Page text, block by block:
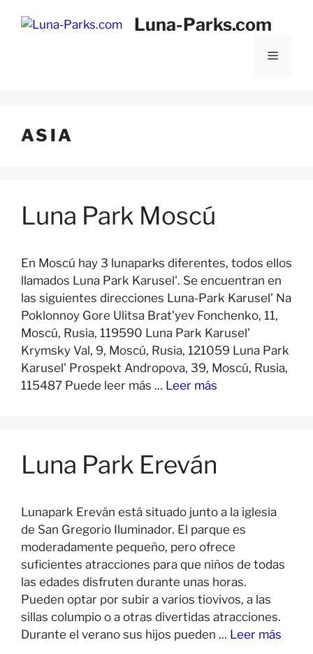
Luna-Parks.com
Menú
ASIA
Luna Park Moscú
En Moscú hay 3 lunaparks diferentes, todos ellos
llamados Luna Park Karusel'. Se encuentran en
las siguientes direcciones Luna-Park Karusel' Na
Poklonnoy Gore Ulitsa Brat'yev Fonchenko, 11,
Moscú, Rusia, 119590 Luna Park Karusel'
Krymsky Val, 9, Moscú, Rusia, 121059 Luna Park
Karusel' Prospekt Andropova, 39, Moscú, Rusia,
115487 Puede leer más ... Leer más
Luna Park Ereván
Lunapark Ereván está situado junto a la iglesia
de San Gregorio Iluminador. El parque es
moderadamente pequeño, pero ofrece
suficientes atracciones para que niños de todas
las edades disfruten durante unas horas.
Pueden optar por subir a varios tiovivos, a las
sillas columpio o a otras divertidas atracciones.
Durante el verano sus hijos pueden ... Leer más